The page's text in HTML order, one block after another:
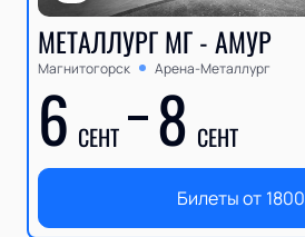
МЕТАЛЛУРГ МГ - АМУР
Магнитогорск Арена-Металлург
6 СЕНТ 8 СЕНТ
Билеты от 1800